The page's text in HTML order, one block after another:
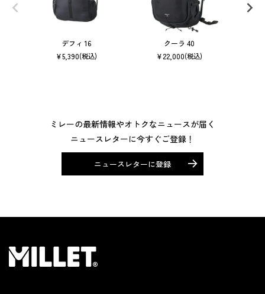
デフィ 16
¥5,390(税込)
クーラ 40
¥22,000(税込)
ミレーの最新情報やオトクなニュースが届く
ニュースレターに今すぐご登録！
ニュースレターに登録